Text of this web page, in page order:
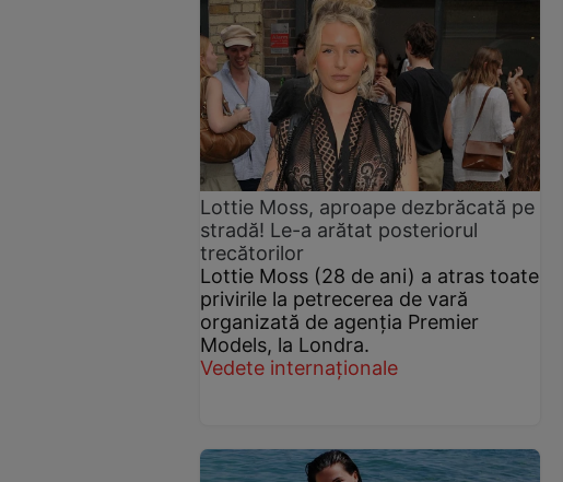
Lottie Moss, aproape dezbrăcată pe
stradă! Le-a arătat posteriorul
trecătorilor
Lottie Moss (28 de ani) a atras toate
privirile la petrecerea de vară
organizată de agenția Premier
Models, la Londra.
Vedete internaționale